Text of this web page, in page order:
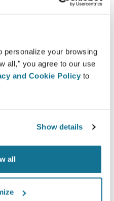
personalize your browsing
all," you agree to our use
and Cookie Policy to
Show details
all
รัว เพื่อน หรือคนอื่นช่วยออก
หม่ทันที!
ปลอดภัย
ข้ารหัส: ข้อมูลของคุณจะ